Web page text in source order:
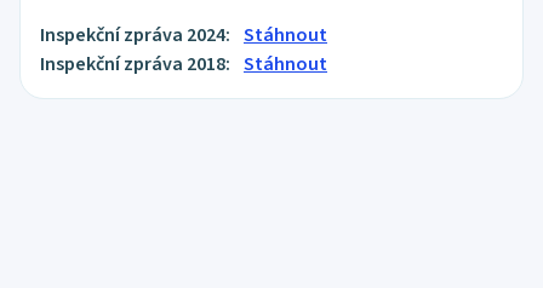
Inspekční zpráva 2024: Stáhnout
Inspekční zpráva 2018: Stáhnout